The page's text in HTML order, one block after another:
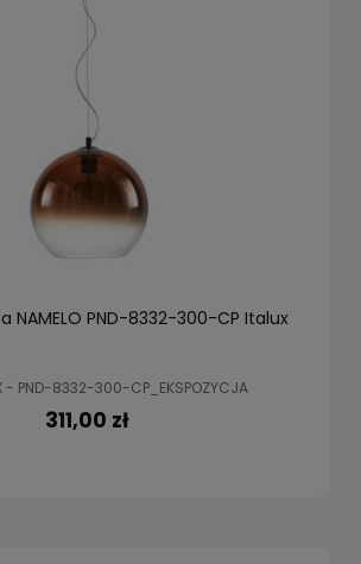
NAMELO PND-8332-300-CP Italux
- PND-8332-300-CP_EKSPOZYCJA
311,00 zł